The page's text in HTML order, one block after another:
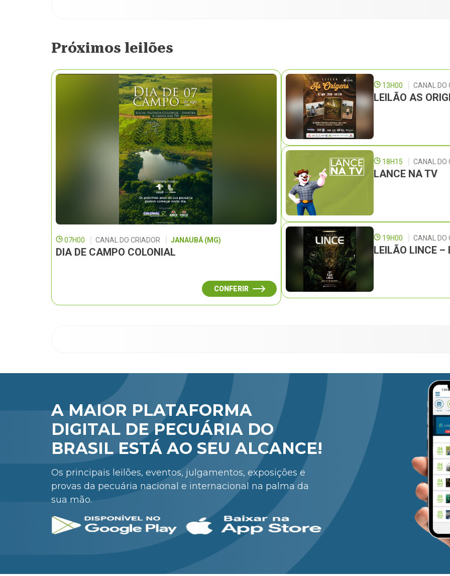
Próximos leilões
07H00 CANAL DO CRIADOR JANAUBÁ (MG)
DIA DE CAMPO COLONIAL
CONFERIR
13H00 CANAL DO
LEILÃO AS
18H15 CANAL DO
LANCE NA TV
19H00 CANAL DO
LEILÃO LINCE –
A MAIOR PLATAFORMA
DIGITAL DE PECUÁRIA DO
BRASIL ESTÁ AO SEU ALCANCE!
Os principais leilões, eventos, julgamentos, exposições e
provas da pecuária nacional e internacional na palma da
sua mão.